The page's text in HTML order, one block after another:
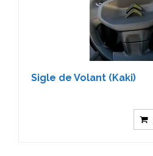
Sigle de Volant (Kaki)